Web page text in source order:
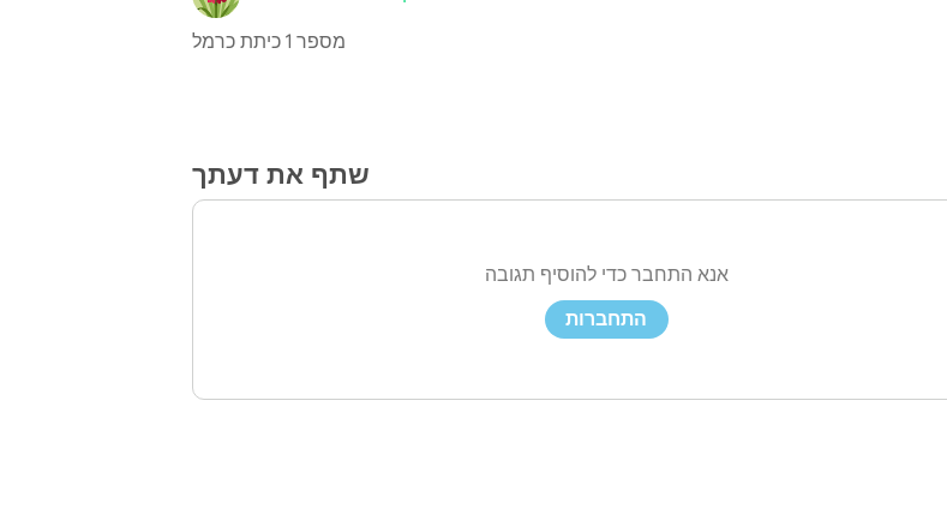
מספר 1 כיתת כרמל
שתף את דעתך
אנא התחבר כדי להוסיף תגובה
התחברות